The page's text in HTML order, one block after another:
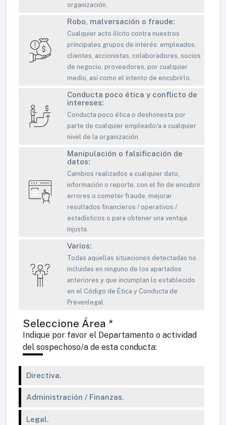
organización.
Robo, malversación o fraude:
Cualquier acto ilícito contra nuestros
principales grupos de interés: empleados,
clientes, accionistas, colaboradores, socios
de negocio, proveedores, por cualquier
medio, así como el intento de encubrirlo.
Conducta poco ética y conflicto de
intereses:
Conducta poco ética o deshonesta por
parte de cualquier empleado/a a cualquier
nivel de la organización.
Manipulación o falsificación de
datos:
Cambios realizados a cualquier dato,
información o reporte, con el fin de encubrir
errores o cometer fraude, mejorar
resultados financieros / operativos /
estadísticos o para obtener una ventaja
injusta.
Varios:
Todas aquellas situaciones detectadas no
incluidas en ninguno de los apartados
anteriores y que incumplan lo establecido
en el Código de Ética y Conducta de
Prevenlegal.
Seleccione Área *
Indique por favor el Departamento o actividad
del sospechoso/a de esta conducta:
Directiva.
Administración / Finanzas.
Legal.